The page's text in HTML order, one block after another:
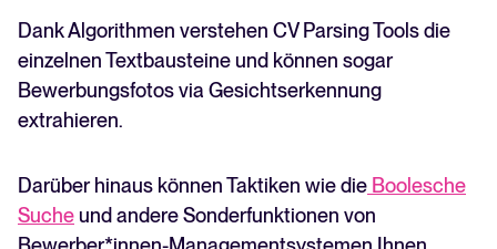
Dank Algorithmen verstehen CV Parsing Tools die
einzelnen Textbausteine und können sogar
Bewerbungsfotos via Gesichtserkennung
extrahieren.
Darüber hinaus können Taktiken wie die Boolesche
Suche und andere Sonderfunktionen von